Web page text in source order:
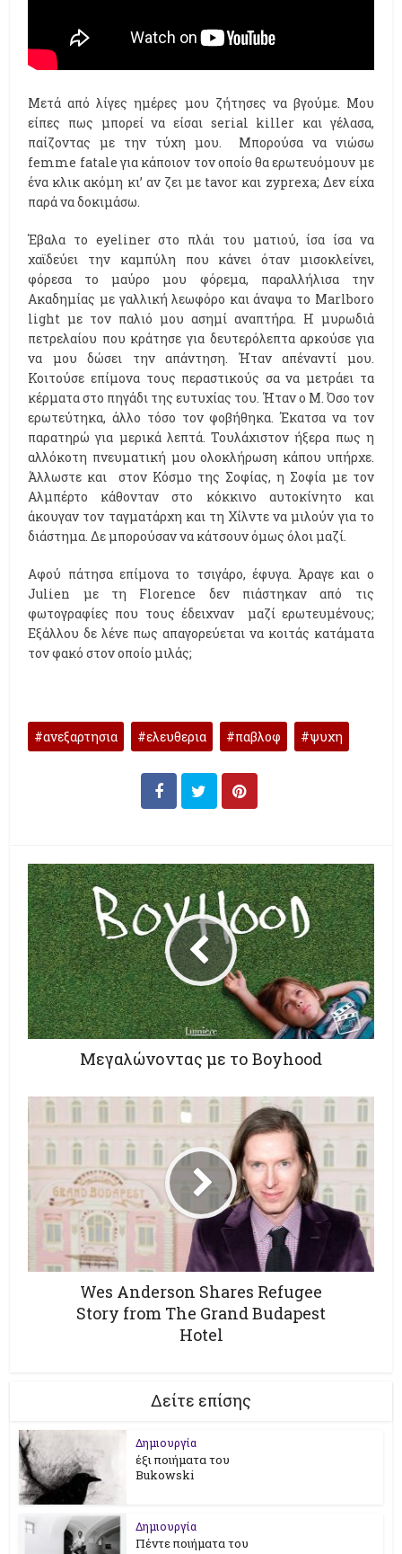
Μετά από λίγες ημέρες μου ζήτησες να βγούμε. Μου
είπες πως μπορεί να είσαι serial killer και γέλασα,
παίζοντας με την τύχη μου. Μπορούσα να νιώσω
femme fatale για κάποιον τον οποίο θα ερωτευόμουν με
ένα κλικ ακόμη κι’ αν ζει με tavor και zyprexa; Δεν είχα
παρά να δοκιμάσω.
Έβαλα το eyeliner στο πλάι του ματιού, ίσα ίσα να
χαϊδεύει την καμπύλη που κάνει όταν μισοκλείνει,
φόρεσα το μαύρο μου φόρεμα, παραλλήλισα την
Ακαδημίας με γαλλική λεωφόρο και άναψα το Marlboro
light με τον παλιό μου ασημί αναπτήρα. Η μυρωδιά
πετρελαίου που κράτησε για δευτερόλεπτα αρκούσε για
να μου δώσει την απάντηση. Ήταν απέναντί μου.
Κοιτούσε επίμονα τους περαστικούς σα να μετράει τα
κέρματα στο πηγάδι της ευτυχίας του. Ήταν ο Μ. Όσο τον
ερωτεύτηκα, άλλο τόσο τον φοβήθηκα. Έκατσα να τον
παρατηρώ για μερικά λεπτά. Τουλάχιστον ήξερα πως η
αλλόκοτη πνευματική μου ολοκλήρωση κάπου υπήρχε.
Άλλωστε και στον Κόσμο της Σοφίας, η Σοφία με τον
Αλμπέρτο κάθονταν στο κόκκινο αυτοκίνητο και
άκουγαν τον ταγματάρχη και τη Χίλντε να μιλούν για το
διάστημα. Δε μπορούσαν να κάτσουν όμως όλοι μαζί.
Αφού πάτησα επίμονα το τσιγάρο, έφυγα. Άραγε και ο
Julien με τη Florence δεν πιάστηκαν από τις
φωτογραφίες που τους έδειχναν μαζί ερωτευμένους;
Εξάλλου δε λένε πως απαγορεύεται να κοιτάς κατάματα
τον φακό στον οποίο μιλάς;
ανεξαρτησια ελευθερια παβλοφ ψυχη
Μεγαλώνοντας με το Boyhood
Wes Anderson Shares Refugee
Story from The Grand Budapest
Hotel
Δείτε επίσης
Δημιουργία
έξι ποιήματα του
Bukowski
Δημιουργία
Πέντε ποιήματα του